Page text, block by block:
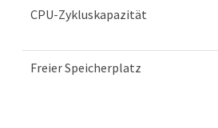
CPU-Zykluskapazität
Freier Speicherplatz